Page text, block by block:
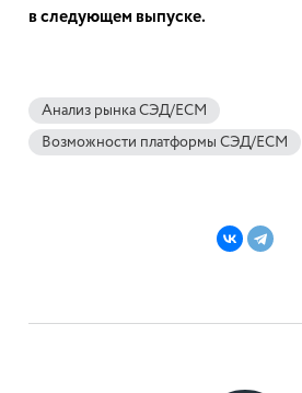
в следующем выпуске.
Анализ рынка СЭД/ECM
Возможности платформы СЭД/ECM